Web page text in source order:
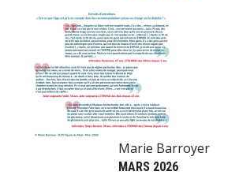
Image
Marie Barroyer
MARS 2026